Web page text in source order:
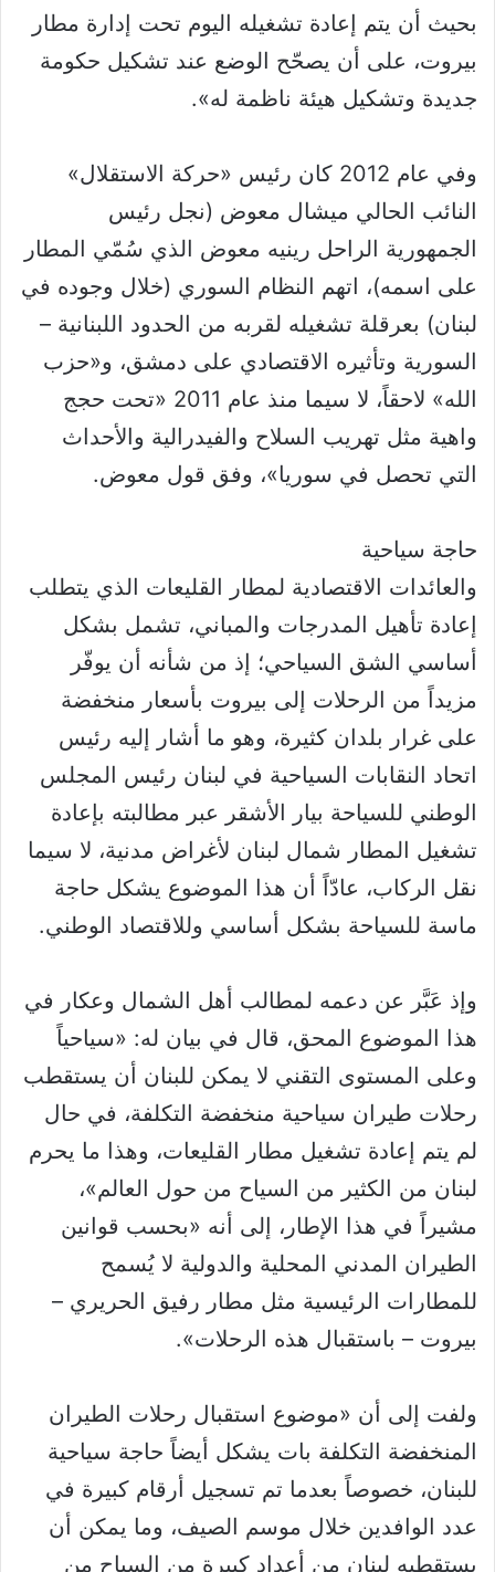
بحيث أن يتم إعادة تشغيله اليوم تحت إدارة مطار
بيروت، على أن يصحّح الوضع عند تشكيل حكومة
جديدة وتشكيل هيئة ناظمة له».
وفي عام 2012 كان رئيس «حركة الاستقلال»
النائب الحالي ميشال معوض (نجل رئيس
الجمهورية الراحل رينيه معوض الذي سُمّي المطار
على اسمه)، اتهم النظام السوري (خلال وجوده في
لبنان) بعرقلة تشغيله لقربه من الحدود اللبنانية –
السورية وتأثيره الاقتصادي على دمشق، و«حزب
الله» لاحقاً، لا سيما منذ عام 2011 «تحت حجج
واهية مثل تهريب السلاح والفيدرالية والأحداث
التي تحصل في سوريا»، وفق قول معوض.
حاجة سياحية
والعائدات الاقتصادية لمطار القليعات الذي يتطلب
إعادة تأهيل المدرجات والمباني، تشمل بشكل
أساسي الشق السياحي؛ إذ من شأنه أن يوفّر
مزيداً من الرحلات إلى بيروت بأسعار منخفضة
على غرار بلدان كثيرة، وهو ما أشار إليه رئيس
اتحاد النقابات السياحية في لبنان رئيس المجلس
الوطني للسياحة بيار الأشقر عبر مطالبته بإعادة
تشغيل المطار شمال لبنان لأغراض مدنية، لا سيما
نقل الركاب، عادّاً أن هذا الموضوع يشكل حاجة
ماسة للسياحة بشكل أساسي وللاقتصاد الوطني.
وإذ عَبَّر عن دعمه لمطالب أهل الشمال وعكار في
هذا الموضوع المحق، قال في بيان له: «سياحياً
وعلى المستوى التقني لا يمكن للبنان أن يستقطب
رحلات طيران سياحية منخفضة التكلفة، في حال
لم يتم إعادة تشغيل مطار القليعات، وهذا ما يحرم
لبنان من الكثير من السياح من حول العالم»،
مشيراً في هذا الإطار، إلى أنه «بحسب قوانين
الطيران المدني المحلية والدولية لا يُسمح
للمطارات الرئيسية مثل مطار رفيق الحريري –
بيروت – باستقبال هذه الرحلات».
ولفت إلى أن «موضوع استقبال رحلات الطيران
المنخفضة التكلفة بات يشكل أيضاً حاجة سياحية
للبنان، خصوصاً بعدما تم تسجيل أرقام كبيرة في
عدد الوافدين خلال موسم الصيف، وما يمكن أن
يستقطبه لبنان من أعداد كبيرة من السياح من